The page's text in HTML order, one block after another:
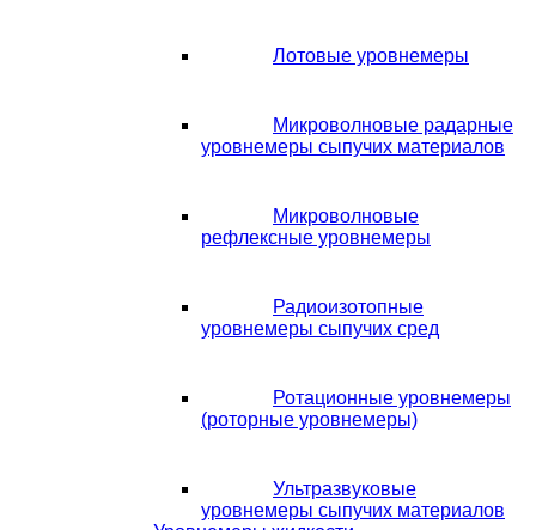
Лотовые уровнемеры
Микроволновые радарные
уровнемеры сыпучих материалов
Микроволновые
рефлексные уровнемеры
Радиоизотопные
уровнемеры сыпучих сред
Ротационные уровнемеры
(роторные уровнемеры)
Ультразвуковые
уровнемеры сыпучих материалов